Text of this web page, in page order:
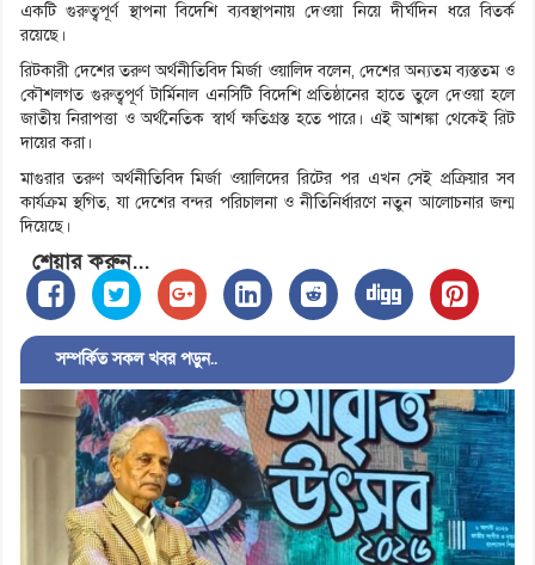
একটি গুরুত্বপূর্ণ স্থাপনা বিদেশি ব্যবস্থাপনায় দেওয়া নিয়ে দীর্ঘদিন ধরে বিতর্ক
রয়েছে।
রিটকারী দেশের তরুণ অর্থনীতিবিদ মির্জা ওয়ালিদ বলেন, দেশের অন্যতম ব্যস্ততম ও
কৌশলগত গুরুত্বপূর্ণ টার্মিনাল এনসিটি বিদেশি প্রতিষ্ঠানের হাতে তুলে দেওয়া হলে
জাতীয় নিরাপত্তা ও অর্থনৈতিক স্বার্থ ক্ষতিগ্রস্ত হতে পারে। এই আশঙ্কা থেকেই রিট
দায়ের করা।
মাগুরার তরুণ অর্থনীতিবিদ মির্জা ওয়ালিদের রিটের পর এখন সেই প্রক্রিয়ার সব
কার্যক্রম স্থগিত, যা দেশের বন্দর পরিচালনা ও নীতিনির্ধারণে নতুন আলোচনার জন্ম
দিয়েছে।
শেয়ার করুন...
সম্পর্কিত সকল খবর পড়ুন..